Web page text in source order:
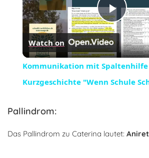
Play
Watch on
Kommunikation mit
Kurzgeschichte "Wenn Schule
Pallindrom:
Das Pallindrom zu Caterina lautet: